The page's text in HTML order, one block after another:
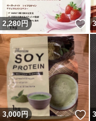
2,280円
3,000円